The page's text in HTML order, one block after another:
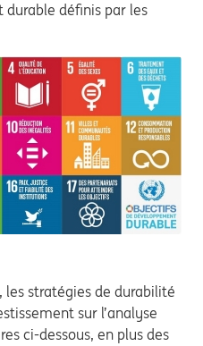
définis par les
stratégies de durabilité
sur l’analyse
ci-dessous, en plus des